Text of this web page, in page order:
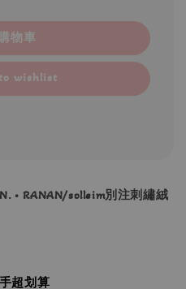
物車
wishlist
• RANAN/solleim別注刺繡絨
超划算